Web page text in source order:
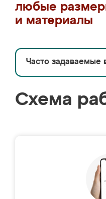
любые
и материалы
Часто задаваемые
Схема